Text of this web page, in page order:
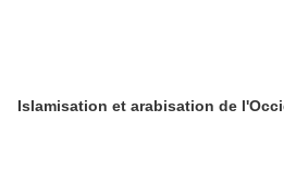
Islamisation et arabisation de